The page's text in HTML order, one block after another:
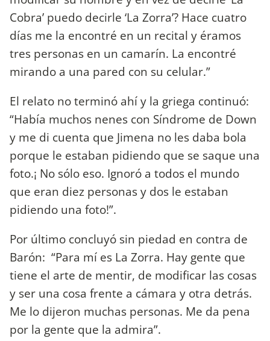
Cobra’ puedo decirle ‘La Zorra’? Hace cuatro
días me la encontré en un recital y éramos
tres personas en un camarín. La encontré
mirando a una pared con su celular.”
El relato no terminó ahí y la griega continuó:
“Había muchos nenes con Síndrome de Down
y me di cuenta que Jimena no les daba bola
porque le estaban pidiendo que se saque una
foto.¡ No sólo eso. Ignoró a todos el mundo
que eran diez personas y dos le estaban
pidiendo una foto!”.
Por último concluyó sin piedad en contra de
Barón: “Para mí es La Zorra. Hay gente que
tiene el arte de mentir, de modificar las cosas
y ser una cosa frente a cámara y otra detrás.
Me lo dijeron muchas personas. Me da pena
por la gente que la admira”.